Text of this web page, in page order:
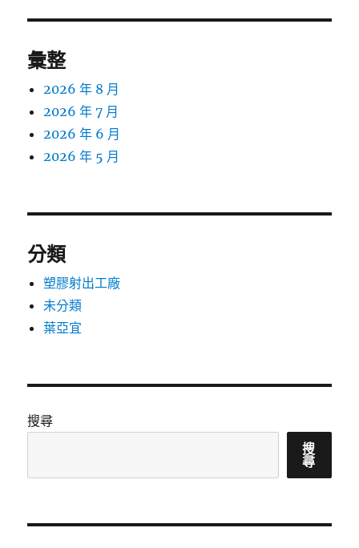
彙整
2026 年 8 月
2026 年 7 月
2026 年 6 月
2026 年 5 月
分類
塑膠射出工廠
未分類
葉亞宜
搜尋
搜
尋